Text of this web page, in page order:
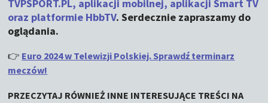
TVPSPORT.PL, aplikacji mobilnej, aplikacji Smart TV
oraz platformie HbbTV. Serdecznie zapraszamy do
oglądania.
👉 Euro 2024 w Telewizji Polskiej. Sprawdź terminarz
meczów!
PRZECZYTAJ RÓWNIEŻ INNE INTERESUJĄCE TREŚCI NA